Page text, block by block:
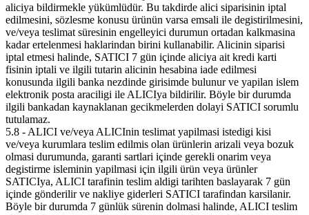
aliciya bildirmekle yükümlüdür. Bu takdirde alici siparisinin iptal
edilmesini, sözlesme konusu ürünün varsa emsali ile degistirilmesini,
ve/veya teslimat süresinin engelleyici durumun ortadan kalkmasina
kadar ertelenmesi haklarindan birini kullanabilir. Alicinin siparisi
iptal etmesi halinde, SATICI 7 gün içinde aliciya ait kredi karti
fisinin iptali ve ilgili tutarin alicinin hesabina iade edilmesi
konusunda ilgili banka nezdinde girisimde bulunur ve yapilan islem
elektronik posta araciligi ile ALICIya bildirilir. Böyle bir durumda
ilgili bankadan kaynaklanan gecikmelerden dolayi SATICI sorumlu
tutulamaz.
5.8 - ALICI ve/veya ALICInin teslimat yapilmasi istedigi kisi
ve/veya kurumlara teslim edilmis olan ürünlerin arizali veya bozuk
olmasi durumunda, garanti sartlari içinde gerekli onarim veya
degistirme isleminin yapilmasi için ilgili ürün veya ürünler
SATICIya, ALICI tarafinin teslim aldigi tarihten baslayarak 7 gün
içinde gönderilir ve nakliye giderleri SATICI tarafindan karsilanir.
Böyle bir durumda 7 günlük sürenin dolmasi halinde, ALICI teslim